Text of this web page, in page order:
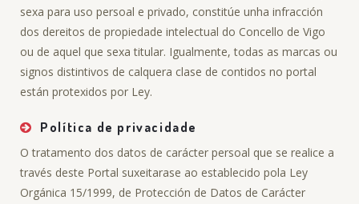
sexa para uso persoal e privado, constitúe unha infracción
dos dereitos de propiedade intelectual do Concello de Vigo
ou de aquel que sexa titular. Igualmente, todas as marcas ou
signos distintivos de calquera clase de contidos no portal
están protexidos por Ley.
Política de privacidade
O tratamento dos datos de carácter persoal que se realice a
través deste Portal suxeitarase ao establecido pola Ley
Orgánica 15/1999, de Protección de Datos de Carácter